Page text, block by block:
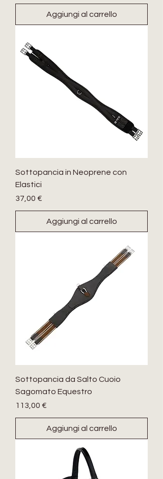
Aggiungi al carrello
Sottopancia in Neoprene con
Elastici
Prezzo
37,00 €
Aggiungi al carrello
Sottopancia da Salto Cuoio
Sagomato Equestro
Prezzo
113,00 €
Aggiungi al carrello